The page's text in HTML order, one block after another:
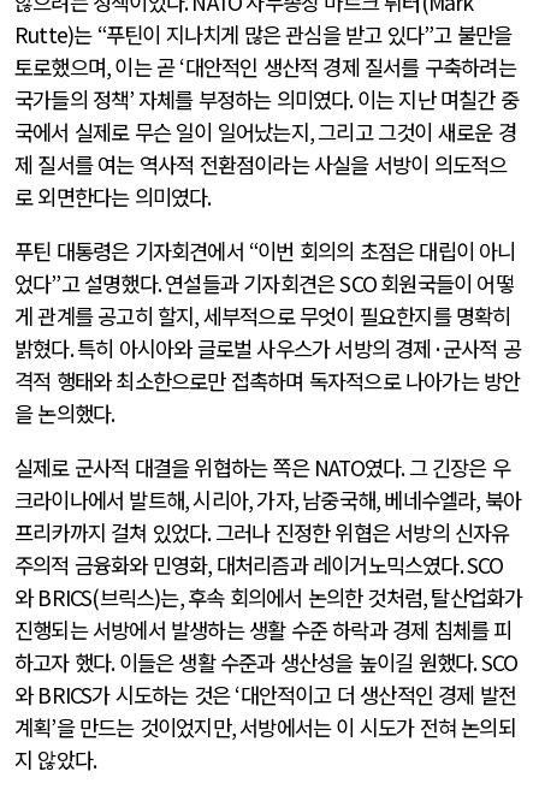
Rutte)는 “푸틴이 지나치게 많은 관심을 받고 있다”고 불만을
토로했으며,이는 곧‘대안적인 생산적 경제 질서를 구축하려는
국가들의 정책’자체를 부정하는 의미였다.이는 지난 며칠간 중
국에서 실제로 무슨 일이 일어났는지,그리고 그것이 새로운 경
제 질서를 여는 역사적 전환점이라는 사실을 서방이 의도적으
로 외면한다는 의미였다.
푸틴 대통령은 기자회견에서 “이번 회의의 초점은 대립이 아니
었다”고 설명했다.연설들과 기자회견은SCO회원국들이 어떻
게 관계를 공고히 할지,세부적으로 무엇이 필요한지를 명확히
밝혔다.특히 아시아와 글로벌 사우스가 서방의 경제 ·군사적 공
격적 행태와 최소한으로만 접촉하며 독자적으로 나아가는 방안
을 논의했다.
실제로 군사적 대결을 위협하는 쪽은 NATO였다.그 긴장은 우
크라이나에서 발트해,시리아,가자,남중국해,베네수엘라, 북아
프리카까지 걸쳐 있었다.그러나 진정한 위협은 서방의 신자유
주의적 금융화와 민영화, 대처리즘과 레이거노믹스였다. SCO
와BRICS(브릭스)는,후속 회의에서 논의한 것처럼,탈산업화가
진행되는 서방에서 발생하는 생활 수준 하락과 경제 침체를 피
하고자 했다.이들은 생활 수준과 생산성을 높이길 원했다. SCO
와BRICS가 시도하는 것은‘대안적이고 더 생산적인 경제 발전
계획’을 만드는 것이었지만,서방에서는 이 시도가 전혀 논의되
지 않았다.